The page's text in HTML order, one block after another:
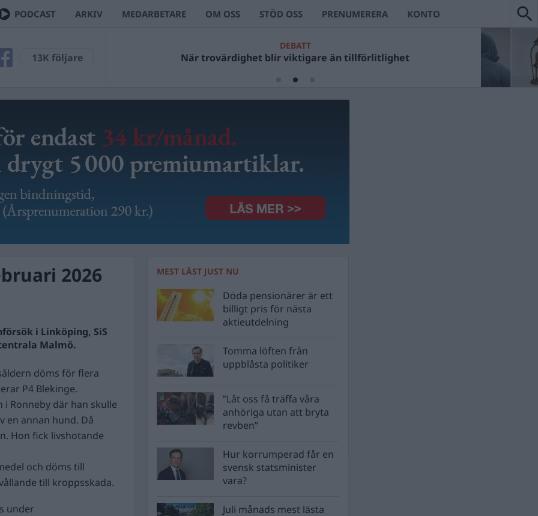
PODCAST ARKIV MEDARBETARE OM OSS STÖD OSS PRENUMERERA KONTO
13K följare
DEBATT
När trovärdighet blir viktigare än tillförlitlighet
2026
i Linköping, SiS
Malmö.
döms för flera
P4 Blekinge.
Ronneby där han skulle
en annan hund. Då
Hon fick livshotande
och döms till
till kroppsskada.
under
MEST LÄST JUST NU
Döda pensionärer är ett
billigt pris för nästa
aktieutdelning
Tomma löften från
uppblåsta politiker
”Låt oss få träffa våra
anhöriga utan att bryta
revben”
Hur korrumperad får en
svensk statsminister
vara?
Juli månads mest lästa